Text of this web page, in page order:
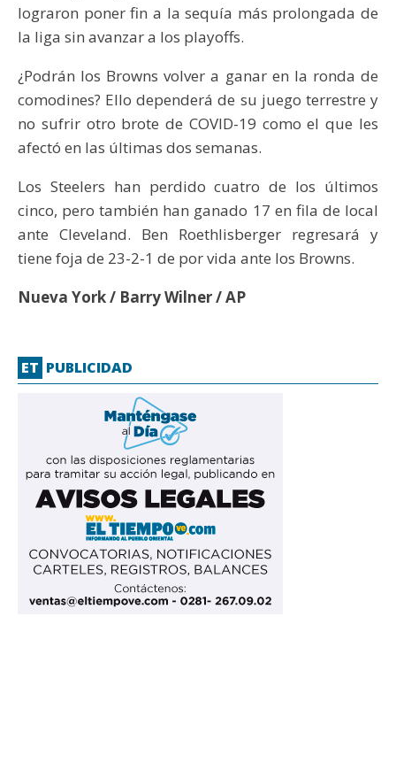
lograron poner fin a la sequía más prolongada de
la liga sin avanzar a los playoffs.
¿Podrán los Browns volver a ganar en la ronda de
comodines? Ello dependerá de su juego terrestre y
no sufrir otro brote de COVID-19 como el que les
afectó en las últimas dos semanas.
Los Steelers han perdido cuatro de los últimos
cinco, pero también han ganado 17 en fila de local
ante Cleveland. Ben Roethlisberger regresará y
tiene foja de 23-2-1 de por vida ante los Browns.
Nueva York / Barry Wilner / AP
ET PUBLICIDAD